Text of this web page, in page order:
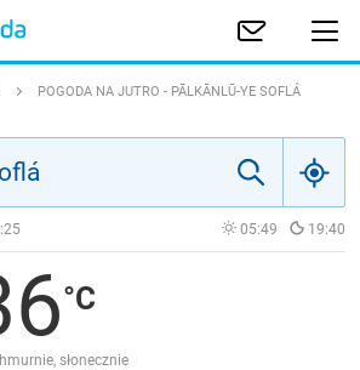
POGODA NA JUTRO - PĀLKĀNLŪ-YE SOFLÁ
05:49 19:40
słonecznie